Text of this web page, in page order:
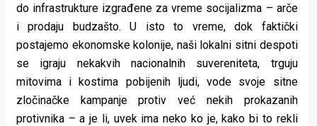
do infrastrukture izgrađene za vreme socijalizma – arče
i prodaju budzašto. U isto to vreme, dok faktički
postajemo ekonomske kolonije, naši lokalni sitni despoti
se igraju nekakvih nacionalnih suvereniteta, trguju
mitovima i kostima pobijenih ljudi, vode svoje sitne
zločinačke kampanje protiv već nekih prokazanih
protivnika – a je li, uvek ima neko ko je, kako bi to rekli